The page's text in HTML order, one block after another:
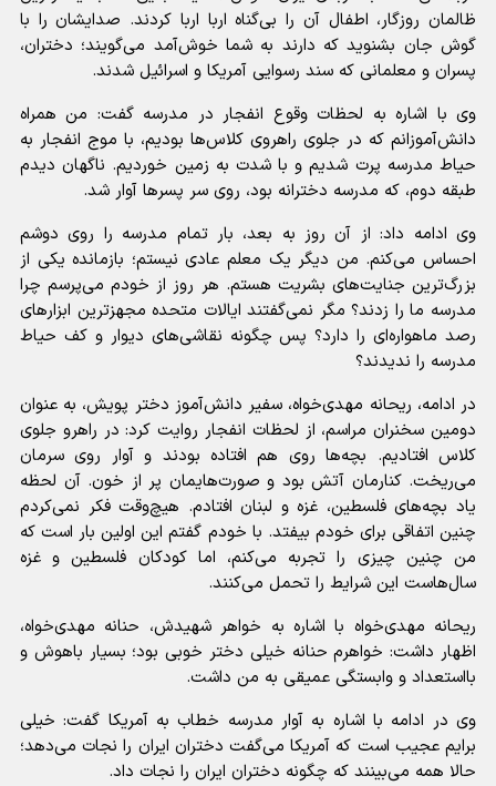
ظالمان روزگار، اطفال آن را بی‌گناه اربا اربا کردند. صدایشان را با
گوش جان بشنوید که دارند به شما خوش‌آمد می‌گویند؛ دختران،
پسران و معلمانی که سند رسوایی آمریکا و اسرائیل شدند.
وی با اشاره به لحظات وقوع انفجار در مدرسه گفت: من همراه
دانش‌آموزانم که در جلوی راهروی کلاس‌ها بودیم، با موج انفجار به
حیاط مدرسه پرت شدیم و با شدت به زمین خوردیم. ناگهان دیدم
طبقه دوم، که مدرسه دخترانه بود، روی سر پسر‌ها آوار شد.
وی ادامه داد: از آن روز به بعد، بار تمام مدرسه را روی دوشم
احساس می‌کنم. من دیگر یک معلم عادی نیستم؛ بازمانده یکی از
بزرگ‌ترین جنایت‌های بشریت هستم. هر روز از خودم می‌پرسم چرا
مدرسه ما را زدند؟ مگر نمی‌گفتند ایالات متحده مجهزترین ابزار‌های
رصد ماهواره‌ای را دارد؟ پس چگونه نقاشی‌های دیوار و کف حیاط
مدرسه را ندیدند؟
در ادامه، ریحانه مهدی‌خواه، سفیر دانش‌آموز دختر پویش، به عنوان
دومین سخنران مراسم، از لحظات انفجار روایت کرد: در راهرو جلوی
کلاس افتادیم. بچه‌ها روی هم افتاده بودند و آوار روی سرمان
می‌ریخت. کنارمان آتش بود و صورت‌هایمان پر از خون. آن لحظه
یاد بچه‌های فلسطین، غزه و لبنان افتادم. هیچ‌وقت فکر نمی‌کردم
چنین اتفاقی برای خودم بیفتد. با خودم گفتم این اولین بار است که
من چنین چیزی را تجربه می‌کنم، اما کودکان فلسطین و غزه
سال‌هاست این شرایط را تحمل می‌کنند.
ریحانه مهدی‌خواه با اشاره به خواهر شهیدش، حنانه مهدی‌خواه،
اظهار داشت: خواهرم حنانه خیلی دختر خوبی بود؛ بسیار باهوش و
بااستعداد و وابستگی عمیقی به من داشت.
وی در ادامه با اشاره به آوار مدرسه خطاب به آمریکا گفت: خیلی
برایم عجیب است که آمریکا می‌گفت دختران ایران را نجات می‌دهد؛
حالا همه می‌بینند که چگونه دختران ایران را نجات داد.